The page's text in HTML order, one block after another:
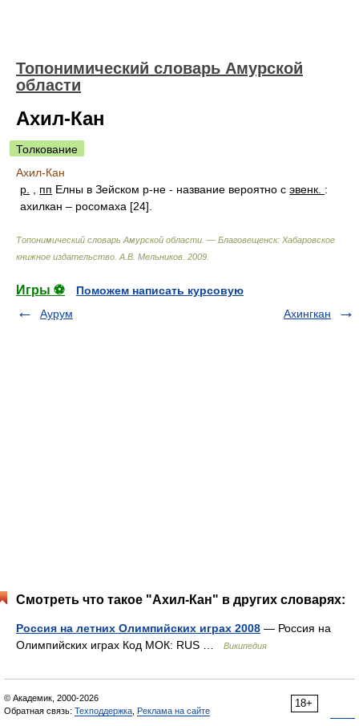
Топонимический словарь Амурской
области
Ахил-Кан
Толкование
Ахил-Кан
р.
пп Елны в Зейском р-не - название вероятно с эвенк. :
ахилкан – росомаха [24].
Топонимический словарь Амурской области. — Благовещенск: Хабаровское
книжное издательство А.В. Мельников 2009
Игры ⚽
Поможем написать курсовую
Аурум
Ахингкан
Смотреть что такое "Ахил-Кан" в других словарях:
Россия на летних Олимпийских играх 2008 — Россия на
Олимпийских играх Код МОК: RUS …
Википедия
18+
© Академик, 2000-2026
Обратная связь: Техподдержка Реклама на сайте